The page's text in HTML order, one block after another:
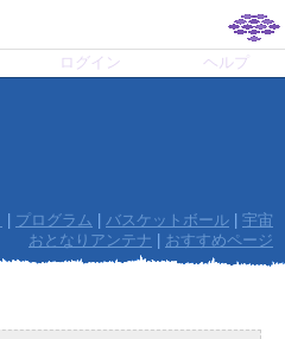
ログイン ヘルプ
プログラム バスケットボール
宇宙
おとなりアンテナ
おすすめページ